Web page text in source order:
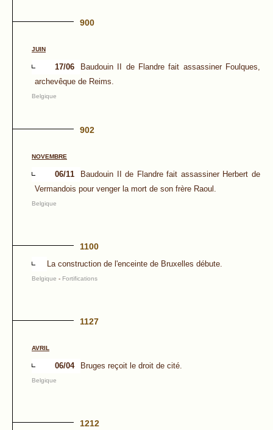
900
JUIN
17/06
Baudouin II de Flandre fait assassiner Foulques,
archevêque de Reims.
Belgique
902
NOVEMBRE
06/11
Baudouin II de Flandre fait assassiner Herbert de
Vermandois pour venger la mort de son frère Raoul.
Belgique
1100
La construction de l'enceinte de Bruxelles débute.
Belgique - Fortifications
1127
AVRIL
06/04 Bruges reçoit le droit de cité.
Belgique
1212